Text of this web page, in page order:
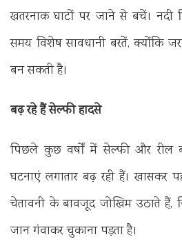
खतरनाक घाटों पर जाने से बचें। नदी
समय विशेष सावधानी बरतें, क्योंकि
बन सकती है।
बढ़ रहे हैं सेल्फी हादसे
पिछले कुछ वर्षों में सेल्फी और रील
घटनाएं लगातार बढ़ रही हैं। खासकर
चेतावनी के बावजूद जोखिम उठाते हैं,
जान गंवाकर चुकाना पड़ता है।